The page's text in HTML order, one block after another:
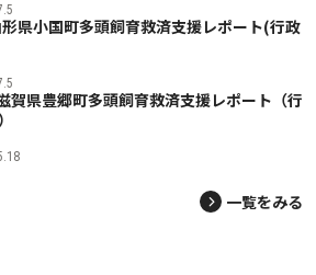
県小国町多頭飼育救済支援レポート(行政
賀県豊郷町多頭飼育救済支援レポート（行
一覧をみる